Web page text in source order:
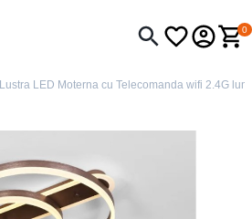
0
Lustra LED Moterna cu Telecomanda wifi 2.4G